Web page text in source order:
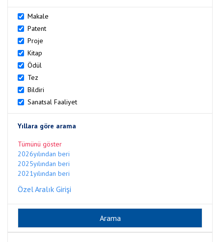
Makale
Patent
Proje
Kitap
Ödül
Tez
Bildiri
Sanatsal Faaliyet
Yıllara göre arama
Tümünü göster
2026yılından beri
2025yılından beri
2021yılından beri
Özel Aralık Girişi